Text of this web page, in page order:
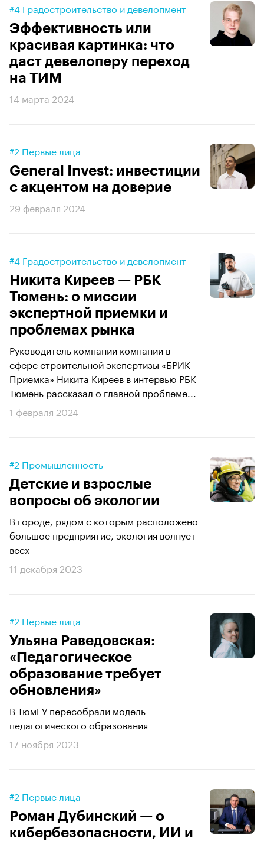
#4 Градостроительство и девелопмент
Эффективность или
красивая картинка: что
даст девелоперу переход
на ТИМ
14 марта 2024
#2 Первые лица
General Invest: инвестиции
с акцентом на доверие
29 февраля 2024
#4 Градостроительство и девелопмент
Никита Киреев — РБК
Тюмень: о миссии
экспертной приемки и
проблемах рынка
Руководитель компании компании в
сфере строительной экспертизы «БРИК
Приемка» Никита Киреев в интервью РБК
Тюмень рассказал о главной проблеме...
1 февраля 2024
#2 Промышленность
Детские и взрослые
вопросы об экологии
В городе, рядом с которым расположено
большое предприятие, экология волнует
всех
11 декабря 2023
#2 Первые лица
Ульяна Раведовская:
«Педагогическое
образование требует
обновления»
В ТюмГУ пересобрали модель
педагогического образования
17 ноября 2023
#2 Первые лица
Роман Дубинский — о
кибербезопасности, ИИ и